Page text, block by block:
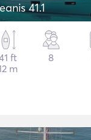
41.1
ft
m
8